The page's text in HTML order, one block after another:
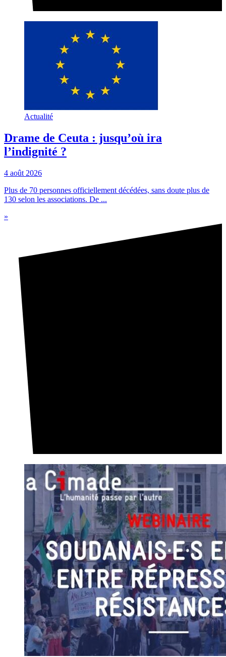
Actualité
Drame de Ceuta : jusqu’où ira
l’indignité ?
4 août 2026
Plus de 70 personnes officiellement décédées, sans doute plus de
130 selon les associations. De ...
»